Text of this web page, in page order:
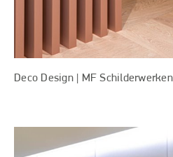
Deco Design | MF